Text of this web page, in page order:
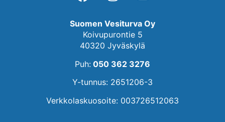
Suomen Vesiturva Oy
Koivupurontie 5
40320 Jyväskylä
Puh: 050 362 3276
Y-tunnus: 2651206-3
Verkkolaskuosoite: 003726512063